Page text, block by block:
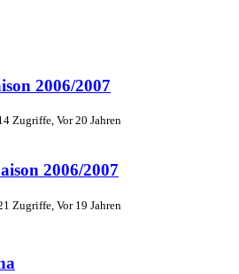
2006/2007
Zugriffe, Vor 20 Jahren
2006/2007
Zugriffe, Vor 19 Jahren